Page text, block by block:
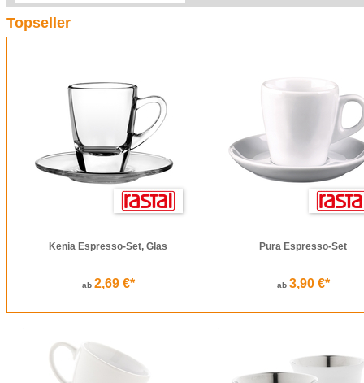
Untertassen, in silberfarben mit Metallglanz? Oder doch lieber eine bunte
oder Vereinslogo bedruckt sind – das übernehmen wir gerne für Sie. Die
perfekte Werbemittel für alle Unternehmer und Vereine, die modern und
Topseller
Kenia Espresso-Set, Glas
ab 2,69 €*
Pura Espresso-Set
ab 3,90 €*